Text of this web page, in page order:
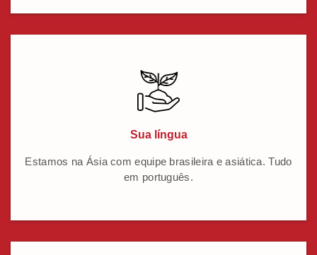
Sua língua
Estamos na Ásia com equipe brasileira e asiática. Tudo
em português.